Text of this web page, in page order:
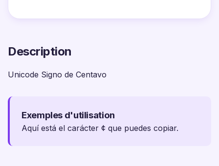
Description
Unicode Signo de Centavo
Exemples d'utilisation
Aquí está el carácter ¢ que puedes copiar.